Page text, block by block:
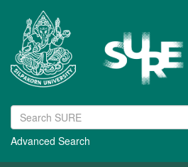
Advanced Search